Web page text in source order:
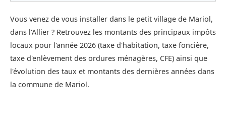
Vous venez de vous installer dans le petit village de Mariol,
dans l'Allier ? Retrouvez les montants des principaux impôts
locaux pour l'année 2026 (taxe d'habitation, taxe foncière,
taxe d'enlèvement des ordures ménagères, CFE) ainsi que
l'évolution des taux et montants des dernières années dans
la commune de Mariol.